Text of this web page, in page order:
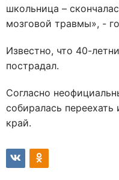
школьница –
мозговой травмы», -
Известно, что 40-
пострадал.
Согласно
собиралась
край.